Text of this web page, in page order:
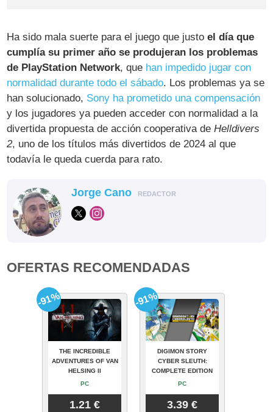
Ha sido mala suerte para el juego que justoel día que
cumplía su primer año se produjeran los problemas
de PlayStation Network, que han impedido jugar con
normalidad durante todo el sábado. Los problemas ya se
han solucionado, Sony ha prometido una compensación
y los jugadores ya pueden acceder con normalidad a la
divertida propuesta de acción cooperativa deHelldivers
2, uno de los títulos más divertidos de 2024 al que
todavía le queda cuerda para rato.
Jorge Cano REDACTOR
OFERTAS RECOMENDADAS
THE INCREDIBLE
ADVENTURES OF VAN
HELSING II
PC
1.21 €
-91%
DIGIMON STORY
CYBER SLEUTH:
COMPLETE EDITION
PC
3.39 €
-91%